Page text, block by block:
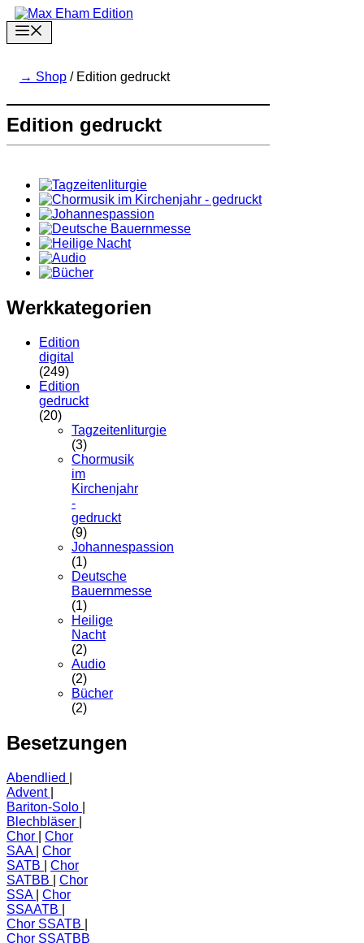
Zum
Inhalt
springen
Shop / Edition gedruckt
Edition gedruckt
Werkkategorien
Edition
digital
(249)
Edition
gedruckt
(20)
Tagzeitenliturgie
(3)
Chormusik
im
Kirchenjahr
-
gedruckt
(9)
Johannespassion
(1)
Deutsche
Bauernmesse
(1)
Heilige
Nacht
(2)
Audio
(2)
Bücher
(2)
Besetzungen
Abendlied
Advent
Bariton-Solo
Blechbläser
Chor
Chor
SAA
Chor
SATB
Chor
SATBB
Chor
SSA
Chor
SSAATB
Chor SSATB
Chor SSATBB